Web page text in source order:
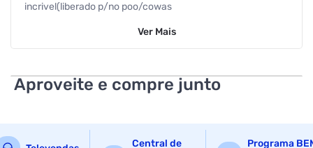
incrivel(liberado p/no poo/cowas
Ver Mais
Aproveite e compre junto
Central de
Programa